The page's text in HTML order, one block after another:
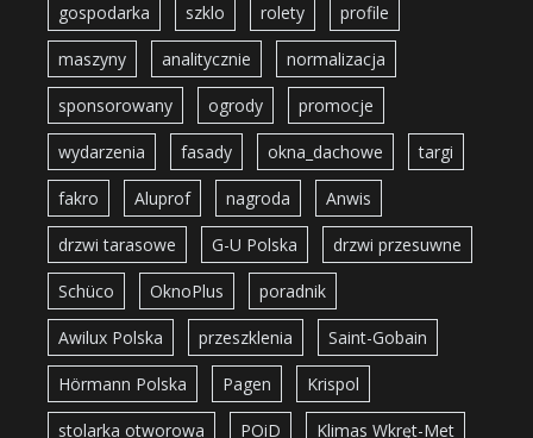
gospodarka szklo rolety profile
maszyny analitycznie normalizacja
sponsorowany ogrody promocje
wydarzenia fasady okna_dachowe targi
fakro Aluprof nagroda Anwis
drzwi tarasowe G-U Polska drzwi przesuwne
Schüco OknoPlus poradnik
Awilux Polska przeszklenia Saint-Gobain
Hörmann Polska Pagen Krispol
stolarka otworowa POiD Klimas Wkręt-Met